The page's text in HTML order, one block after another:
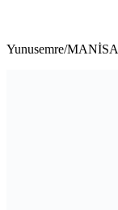
Yunusemre/MANİSA